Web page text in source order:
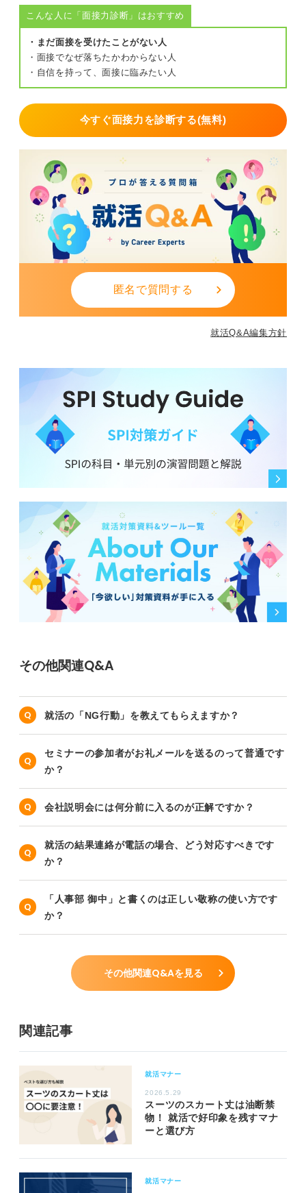
こんな人に「面接力診断」はおすすめ
・まだ面接を受けたことがない人
・面接でなぜ落ちたかわからない人
・自信を持って、面接に臨みたい人
今すぐ面接力を診断する(無料)
匿名で質問する
就活Q&A編集方針
その他関連Q&A
就活の「NG行動」を教えてもらえますか？
セミナーの参加者がお礼メールを送るのって普通です
か？
会社説明会には何分前に入るのが正解ですか？
就活の結果連絡が電話の場合、どう対応すべきです
か？
「人事部 御中」と書くのは正しい敬称の使い方です
か？
その他関連Q&Aを見る
関連記事
就活マナー
2026.5.29
スーツのスカート丈は油断禁
物！ 就活で好印象を残すマナ
ーと選び方
就活マナー